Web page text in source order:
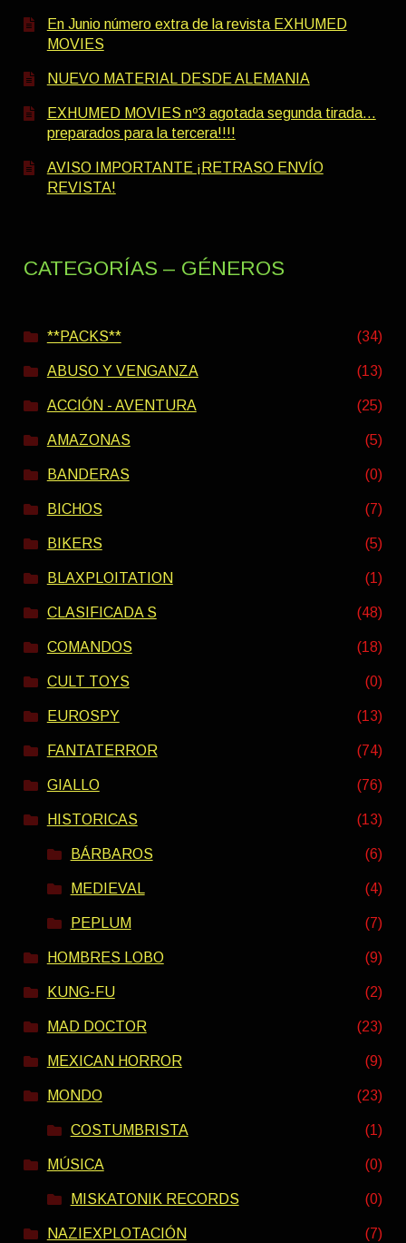
En Junio número extra de la revista EXHUMED
MOVIES
NUEVO MATERIAL DESDE ALEMANIA
EXHUMED MOVIES nº3 agotada segunda tirada…
preparados para la tercera!!!!
AVISO IMPORTANTE ¡RETRASO ENVÍO
REVISTA!
CATEGORÍAS – GÉNEROS
**PACKS** (34)
ABUSO Y VENGANZA (13)
ACCIÓN - AVENTURA (25)
AMAZONAS (5)
BANDERAS (0)
BICHOS (7)
BIKERS (5)
BLAXPLOITATION (1)
CLASIFICADA S (48)
COMANDOS (18)
CULT TOYS (0)
EUROSPY (13)
FANTATERROR (74)
GIALLO (76)
HISTORICAS (13)
BÁRBAROS (6)
MEDIEVAL (4)
PEPLUM (7)
HOMBRES LOBO (9)
KUNG-FU (2)
MAD DOCTOR (23)
MEXICAN HORROR (9)
MONDO (23)
COSTUMBRISTA (1)
MÚSICA (0)
MISKATONIK RECORDS (0)
NAZIEXPLOTACIÓN (7)